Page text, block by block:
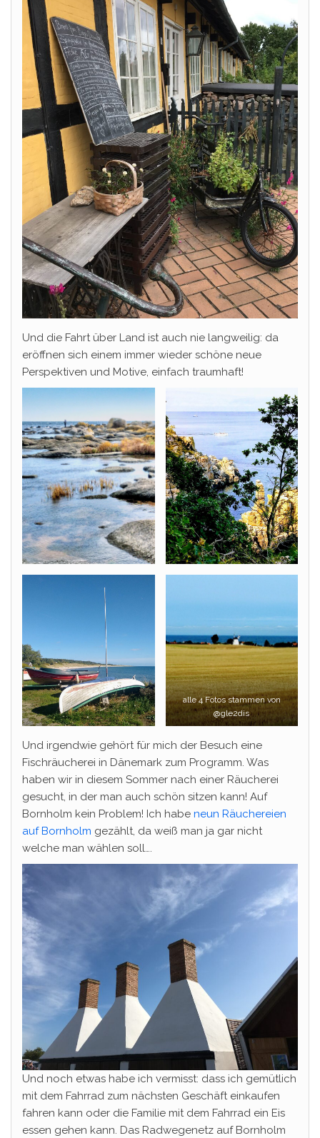
Und die Fahrt über Land ist auch nie langweilig: da
eröffnen sich einem immer wieder schöne neue
Perspektiven und Motive, einfach traumhaft!
alle 4 Fotos stammen von
@gle2dis
Und irgendwie gehört für mich der Besuch eine
Fischräucherei in Dänemark zum Programm. Was
haben wir in diesem Sommer nach einer Räucherei
gesucht, in der man auch schön sitzen kann! Auf
Bornholm kein Problem! Ich habe neun Räuchereien
auf Bornholm gezählt, da weiß man ja gar nicht
welche man wählen soll….
Und noch etwas habe ich vermisst: dass ich gemütlich
mit dem Fahrrad zum nächsten Geschäft einkaufen
fahren kann oder die Familie mit dem Fahrrad ein Eis
essen gehen kann. Das Radwegenetz auf Bornholm